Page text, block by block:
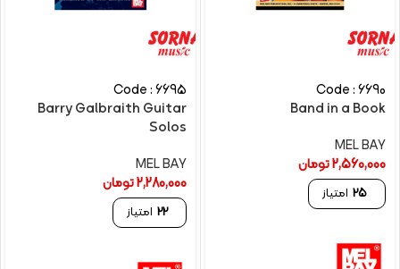
Code : 6690
Band in a Book
MEL BAY
2,560,000تومان
25 امتیاز
Code : 6695
Barry Galbraith Guitar
Solos
MEL BAY
2,280,000تومان
22 امتیاز